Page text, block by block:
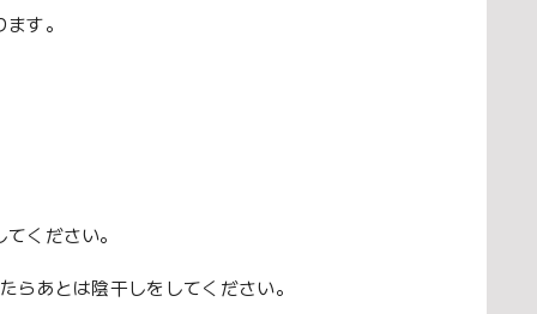
す。
ください。
らあとは陰干しをしてください。